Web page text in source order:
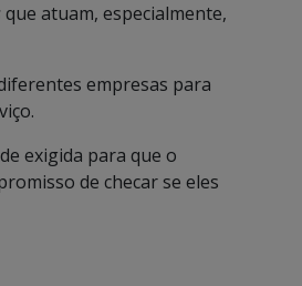
que atuam, especialmente,
empresas para
exigida para que o
de checar se eles